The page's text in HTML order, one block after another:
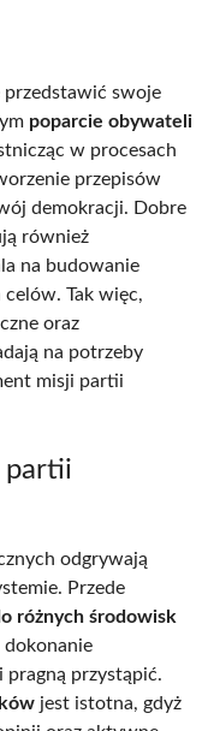
swoje
poparcie obywateli
w procesach
przepisów
demokracji. Dobre
również
na budowanie
Tak więc,
oraz
na potrzeby
misji partii
partii
odgrywają
Przede
różnych środowisk
przystąpić.
jest istotna, gdyż